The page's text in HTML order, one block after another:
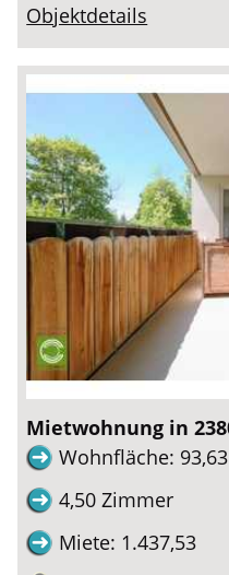
Objektdetails
Mietwohnung in
Wohnfläche:
4,50 Zimmer
Miete: 1.437,53